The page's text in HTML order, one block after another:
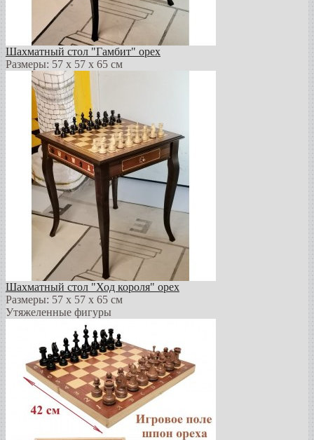
Шахматный стол "Гамбит" орех
Размеры: 57 х 57 х 65 см
Шахматный стол "Ход короля" орех
Размеры: 57 х 57 х 65 см
Утяжеленные фигуры